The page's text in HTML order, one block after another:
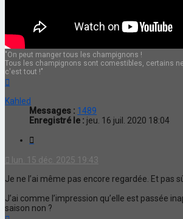
"On peut manger tous les champignons !
Tous les champignons sont comestibles, certains
c'est tout !"
Kahled
Messages : 1489
Enregistré le : jeu. 16 juil. 2020 18:04
lun. 15 déc. 2025 19:43
Je ne l’ai même pas encore regardée. Et pas
J’ai comme l’impression qu’elle est passée
saison non ?